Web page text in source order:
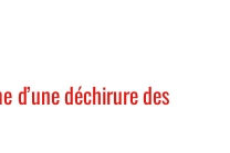
d’une déchirure des